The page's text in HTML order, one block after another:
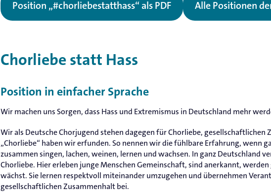
Position „#chorliebestatthass“ als PDF Alle Positionen
Chorliebe statt Hass
Position in einfacher Sprache
Wir machen uns Sorgen, dass Hass und Extremismus in Deutschland mehr
Wir als Deutsche Chorjugend stehen dagegen für Chorliebe,
„Chorliebe“ haben wir erfunden. So nennen wir die fühlbare Erfahrung, wenn
zusammen singen, lachen, weinen, lernen und wachsen. In ganz Deutschland
Chorliebe. Hier erleben junge Menschen Gemeinschaft, sind anerkannt,
wächst. Sie lernen respektvoll miteinander umzugehen und übernehmen
gesellschaftlichen Zusammenhalt bei.